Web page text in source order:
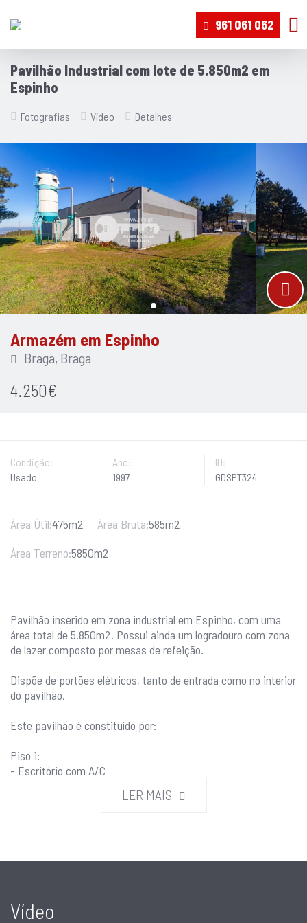
961 061 062
Pavilhão Industrial com lote de 5.850m2 em
Espinho
Fotografias Vídeo Detalhes
Armazém em Espinho
Braga, Braga
4.250€
Condição:
Usado
Ano:
1997
ID:
GDSPT324
Área Útil:475m2 Área Bruta:585m2
Área Terreno:5850m2
Pavilhão inserido em zona industrial em Espinho, com uma
área total de 5.850m2. Possui ainda um logradouro com zona
de lazer composto por mesas de refeição.
Dispõe de portões elétricos, tanto de entrada como no interior
do pavilhão.
Este pavilhão é constituído por:
Piso 1:
- Escritório com A/C
- Casa de banho completa com banheira
- Pavilhão central
- Casas de banho
LER MAIS
Vídeo